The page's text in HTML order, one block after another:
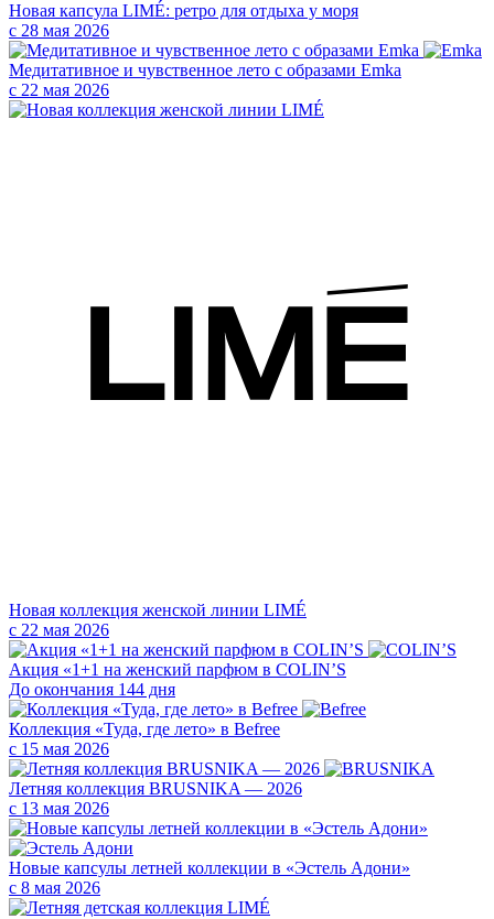
Новая капсула LIMÉ: ретро для отдыха у моря
с 28 мая 2026
Медитативное и чувственное лето с образами Emka
с 22 мая 2026
Новая коллекция женской линии LIMÉ
с 22 мая 2026
Акция «1+1 на женский парфюм в COLIN’S
До окончания 144 дня
Коллекция «Туда, где лето» в Befree
с 15 мая 2026
Летняя коллекция BRUSNIKA — 2026
с 13 мая 2026
Новые капсулы летней коллекции в «Эстель Адони»
с 8 мая 2026